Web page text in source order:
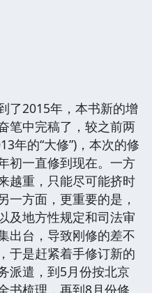
2015年，本书新的增
笔中完稿了，较之前两
年的“大修”)，本次的修
初一直修到现在。一方
越重，只能尽可能挤时
一方面，更重要的是，
及地方性规定和司法审
出台，导致刚修的差不
于是赶紧着手修订新的
派遣，到5月份按北京
书梳理，再到8月份修